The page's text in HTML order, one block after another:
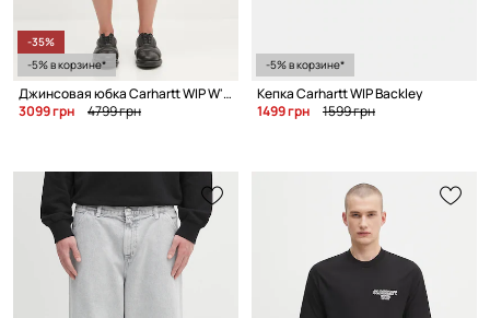
-35%
-5% в корзине*
Джинсовая юбка Carhartt WIP W' Emery
3099 грн
4799 грн
-5% в корзине*
Кепка Carhartt WIP Backley
1499 грн
1599 грн